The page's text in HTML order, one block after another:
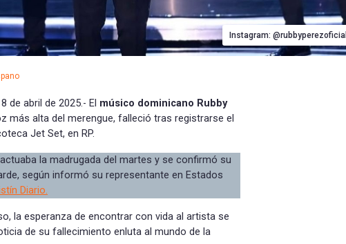
Instagram: @rubbyperezoficial
de abril de 2025.- El músico dominicano Rubby
más alta del merengue, falleció tras registrarse el
Jet Set, en RP.
la madrugada del martes y se confirmó su
según informó su representante en Estados
Diario.
la esperanza de encontrar con vida al artista se
de su fallecimiento enluta al mundo de la